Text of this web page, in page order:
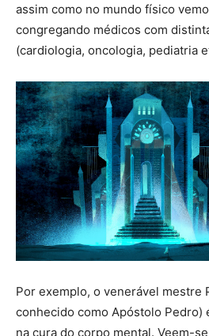
assim como no mundo físico
congregando médicos com
(cardiologia, oncologia, pediatria
Por exemplo, o venerável mestre
conhecido como Apóstolo Pedro)
na cura do corpo mental. Veem-